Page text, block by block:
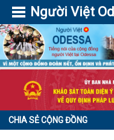
Người Việt
CHIA SẺ CỘNG ĐỒNG